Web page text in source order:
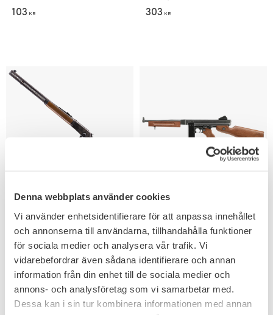
Denna webbplats använder cookies
Vi använder enhetsidentifierare för att anpassa innehållet
och annonserna till användarna, tillhandahålla funktioner
för sociala medier och analysera vår trafik. Vi
vidarebefordrar även sådana identifierare och annan
information från din enhet till de sociala medier och
annons- och analysföretag som vi samarbetar med.
Dessa kan i sin tur kombinera informationen med annan
103 KR 303 KR
Legends Cowboy Rifle
4,5mm BB
Legendarisk luftgevärs replika.
3 836KR
Legendary CO2 4,5mm
Legendarisk luftgevärs replika.
4 156 KR